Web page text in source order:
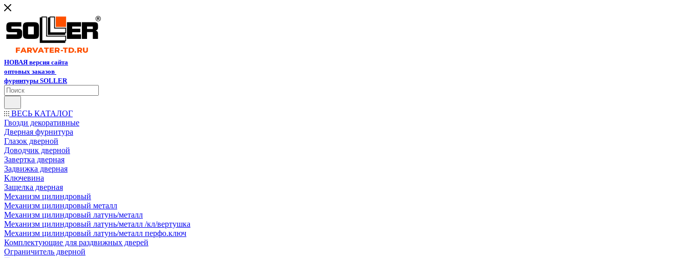
НОВАЯ версия сайта
оптовых заказов
фурнитуры SOLLER
ВЕСЬ КАТАЛОГ
Гвозди декоративные
Дверная фурнитура
Глазок дверной
Доводчик дверной
Завертка дверная
Задвижка дверная
Ключевина
Защелка дверная
Механизм цилиндровый
Механизм цилиндровый металл
Механизм цилиндровый латунь/металл
Механизм цилиндровый латунь/металл /кл/вертушка
Механизм цилиндровый латунь/металл перфо.ключ
Комплектующие для раздвижных дверей
Ограничитель дверной